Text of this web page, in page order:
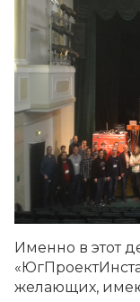
Именно в этот
желающих,